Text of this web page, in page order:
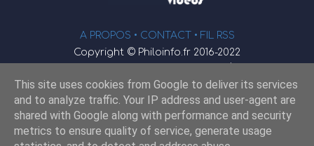
A PROPOS • CONTACT • FIL RSS
Copyright © Philoinfo.fr 2016-2022
φ
Webmaster : JEND
Retrouvez-nous sur
This site uses cookies from Google to deliver its services
and to analyze traffic. Your IP address and user-agent are
shared with Google along with performance and security
metrics to ensure quality of service, generate usage